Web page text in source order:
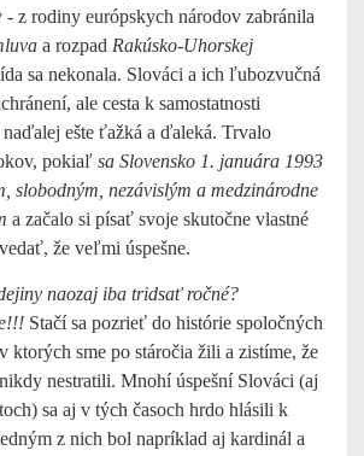
z rodiny európskych národov zabránila
a rozpad Rakúsko-Uhorskej
sa nekonala. Slováci a ich ľubozvučná
ale cesta k samostatnosti
ešte ťažká a ďaleká. Trvalo
pokiaľ sa Slovensko 1. januára 1993
slobodným, nezávislým a medzinárodne
a začalo si písať svoje skutočne vlastné
že veľmi úspešne.
naozaj iba tridsať ročné?
Stačí sa pozrieť do histórie spoločných
ktorých sme po stáročia žili a zistíme, že
nestratili. Mnohí úspešní Slováci (aj
sa aj v tých časoch hrdo hlásili k
z nich bol napríklad aj kardinál a